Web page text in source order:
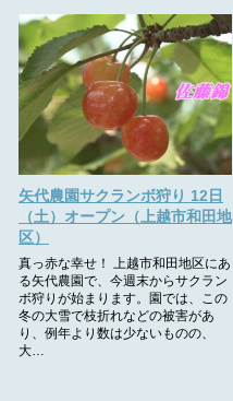
矢代農園サクランボ狩り 12日
（土）オープン（上越市和田地
区）
真っ赤な幸せ！ 上越市和田地区にあ
る矢代農園で、今週末からサクラン
ボ狩りが始まります。園では、この
冬の大雪で枝折れなどの被害があ
り、例年より数は少ないものの、
大…